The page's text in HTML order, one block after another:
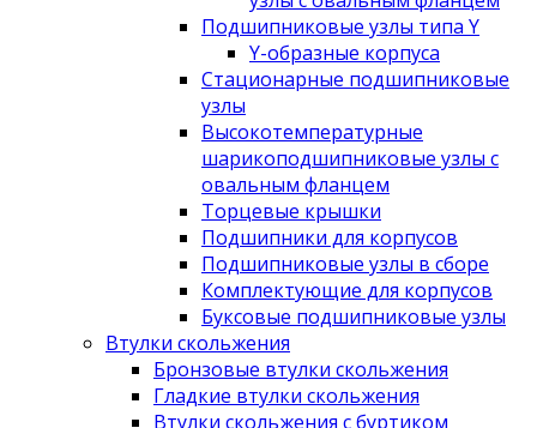
Подшипниковые узлы типа Y
Y-образные корпуса
Стационарные подшипниковые
узлы
Высокотемпературные
шарикоподшипниковые узлы с
овальным фланцем
Торцевые крышки
Подшипники для корпусов
Подшипниковые узлы в сборе
Комплектующие для корпусов
Буксовые подшипниковые узлы
Втулки скольжения
Бронзовые втулки скольжения
Гладкие втулки скольжения
Втулки скольжения с буртиком